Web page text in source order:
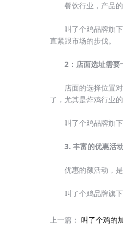
餐饮行业，产品的
叫了个鸡品牌旗下
直紧跟市场的步伐。
2：店面选址需要
店面的选择位置对
了，尤其是炸鸡行业
叫了个鸡品牌旗下
3. 丰富的优惠活
优惠的额活动，是
叫了个鸡品牌旗下
上一篇： 叫了个鸡的